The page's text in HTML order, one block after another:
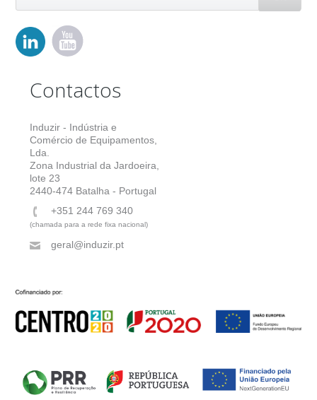
Contactos
Induzir - Indústria e
Comércio de Equipamentos,
Lda.
Zona Industrial da Jardoeira,
lote 23
2440-474 Batalha - Portugal
+351 244 769 340
(chamada para a rede fixa nacional)
geral@induzir.pt